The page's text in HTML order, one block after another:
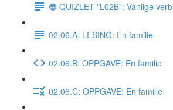
🔵 QUIZLET "L02B": Vanlige verb
02.06.A: LESING: En familie
02.06.B: OPPGAVE: En familie
02.06.C: OPPGAVE: En familie